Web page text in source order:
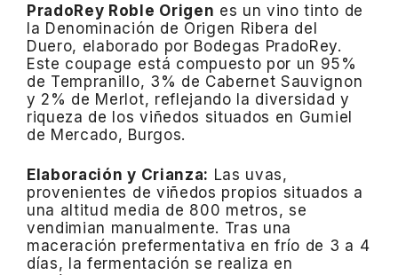
PradoRey Roble Origen es un vino tinto de
la Denominación de Origen Ribera del
Duero, elaborado por Bodegas PradoRey.
Este coupage está compuesto por un 95%
de Tempranillo, 3% de Cabernet Sauvignon
y 2% de Merlot, reflejando la diversidad y
riqueza de los viñedos situados en Gumiel
de Mercado, Burgos.
Elaboración y Crianza: Las uvas,
provenientes de viñedos propios situados a
una altitud media de 800 metros, se
vendimian manualmente. Tras una
maceración prefermentativa en frío de 3 a 4
días, la fermentación se realiza en